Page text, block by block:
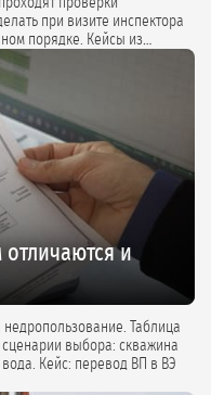
при визите инспектора
из
и
Таблица
вода. Кейс: перевод ВП в ВЭ